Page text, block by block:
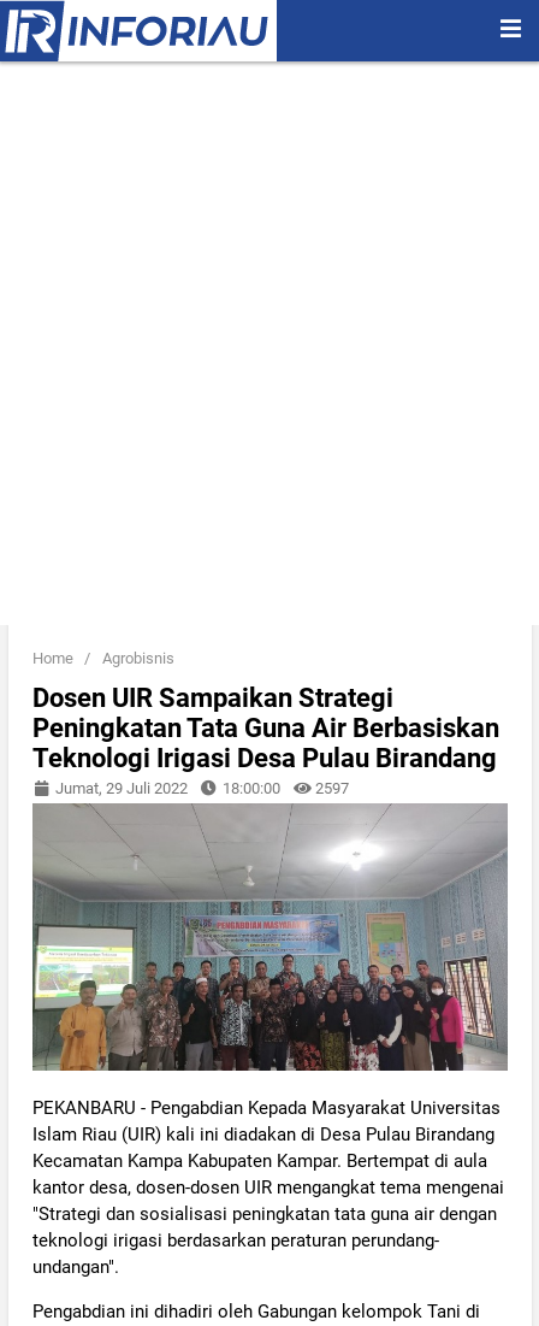
Home / Agrobisnis
Dosen UIR Sampaikan Strategi
Peningkatan Tata Guna Air Berbasiskan
Teknologi Irigasi Desa Pulau Birandang
Jumat, 29 Juli 2022 18:00:00 2597
PEKANBARU - Pengabdian Kepada Masyarakat Universitas
Islam Riau (UIR) kali ini diadakan di Desa Pulau Birandang
Kecamatan Kampa Kabupaten Kampar. Bertempat di aula
kantor desa, dosen-dosen UIR mengangkat tema mengenai
"Strategi dan sosialisasi peningkatan tata guna air dengan
teknologi irigasi berdasarkan peraturan perundang-
undangan".
Pengabdian ini dihadiri oleh Gabungan kelompok Tani di